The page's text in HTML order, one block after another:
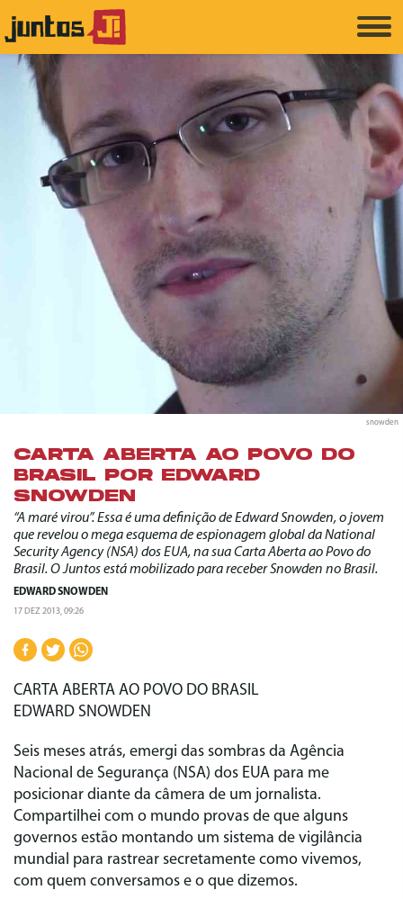
snowden
CARTA ABERTA AO POVO DO
BRASIL POR EDWARD
SNOWDEN
“A maré virou”. Essa é uma definição de Edward Snowden, o jovem
que revelou o mega esquema de espionagem global da National
Security Agency (NSA) dos EUA, na sua Carta Aberta ao Povo do
Brasil. O Juntos está mobilizado para receber Snowden no Brasil.
EDWARD SNOWDEN
17 DEZ 2013, 09:26
CARTA ABERTA AO POVO DO BRASIL
EDWARD SNOWDEN
Seis meses atrás, emergi das sombras da Agência
Nacional de Segurança (NSA) dos EUA para me
posicionar diante da câmera de um jornalista.
Compartilhei com o mundo provas de que alguns
governos estão montando um sistema de vigilância
mundial para rastrear secretamente como vivemos,
com quem conversamos e o que dizemos.